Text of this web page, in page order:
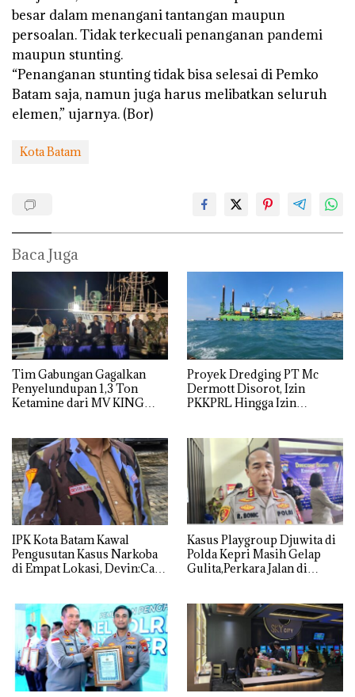
besar dalam menangani tantangan maupun
persoalan. Tidak terkecuali penanganan pandemi
maupun stunting.
“Penanganan stunting tidak bisa selesai di Pemko
Batam saja, namun juga harus melibatkan seluruh
elemen,” ujarnya. (Bor)
Kota Batam
Baca Juga
Tim Gabungan Gagalkan
Penyelundupan 1,3 Ton
Ketamine dari MV KING
Proyek Dredging PT Mc
Dermott Disorot, Izin
PKKPRL Hingga Izin
IPK Kota Batam Kawal
Pengusutan Kasus Narkoba
di Empat Lokasi, Devin:Cari
Kasus Playgroup Djuwita di
Polda Kepri Masih Gelap
Gulita,Perkara Jalan di